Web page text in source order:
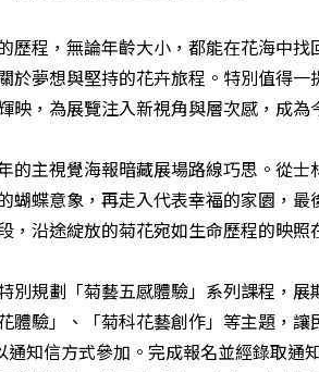
歷程，無論年齡大小，都能在花海中
於夢想與堅持的花卉旅程。特別值得
映，為展覽注入新視角與層次感，成為
的主視覺海報暗藏展場路線巧思。從
蝴蝶意象，再走入代表幸福的家園，
，沿途綻放的菊花宛如生命歷程的映
別規劃「菊藝五感體驗」系列課程，
體驗」、「菊科花藝創作」等主題，
知信方式參加。完成報名並經錄取通